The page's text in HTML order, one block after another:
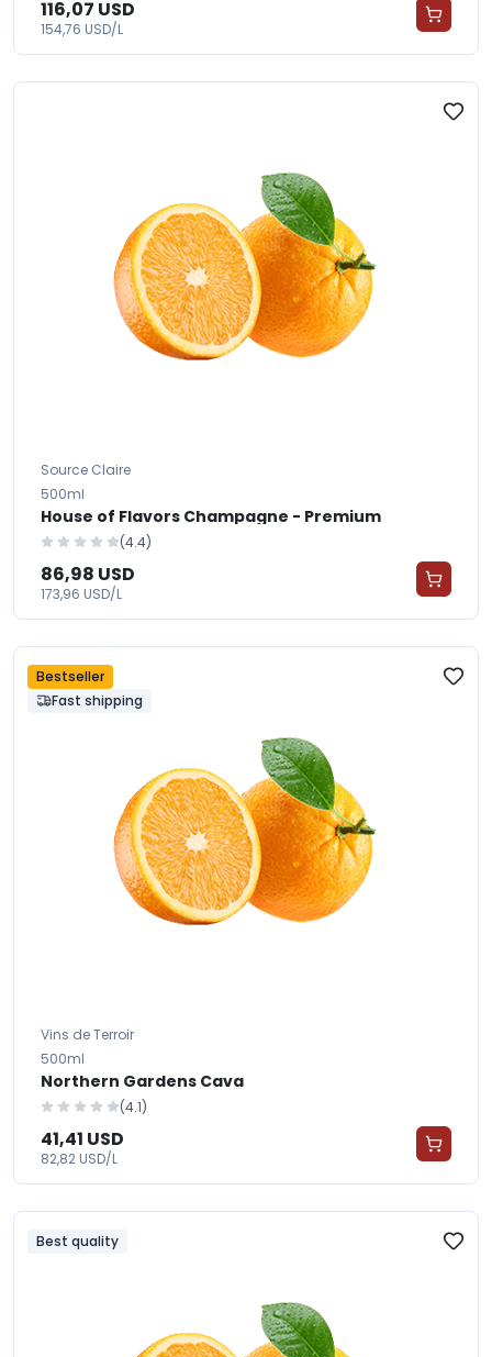
116,07 USD
154,76 USD/L
Source Claire
500ml
House of Flavors Champagne - Premium
(4.4)
86,98 USD
173,96 USD/L
Bestseller
Fast shipping
Vins de Terroir
500ml
Northern Gardens Cava
(4.1)
41,41 USD
82,82 USD/L
Best quality